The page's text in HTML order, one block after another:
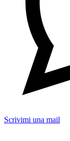
Scrivimi una mail